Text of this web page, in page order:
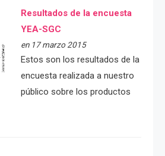
Resultados de la encuesta
YEA-SGC
en 17 marzo 2015
Estos son los resultados de la
encuesta realizada a nuestro
público sobre los productos